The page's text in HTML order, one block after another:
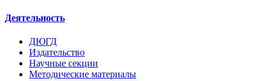
Деятельность
ДЮГД
Издательство
Научные секции
Методические материалы